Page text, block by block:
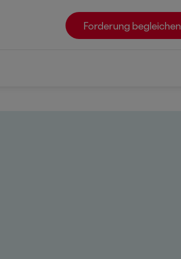
Forderung begleichen